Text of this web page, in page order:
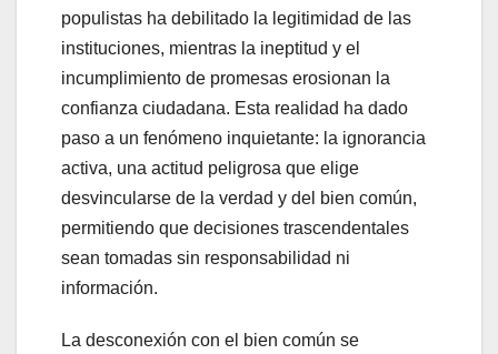
populistas ha debilitado la legitimidad de las
instituciones, mientras la ineptitud y el
incumplimiento de promesas erosionan la
confianza ciudadana. Esta realidad ha dado
paso a un fenómeno inquietante: la ignorancia
activa, una actitud peligrosa que elige
desvincularse de la verdad y del bien común,
permitiendo que decisiones trascendentales
sean tomadas sin responsabilidad ni
información.
La desconexión con el bien común se